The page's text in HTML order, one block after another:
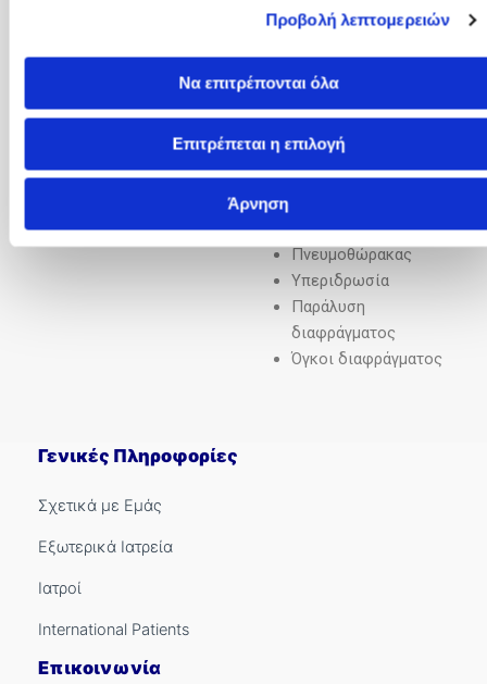
Προβολή λεπτομερειών
Να επιτρέπονται όλα
Επιτρέπεται η επιλογή
Άρνηση
(σκαφοειδής /
θώρακας)
Πλευριτικές
Συλλογές
Χειρουργική και
αντιμετώπιση Χ.Α.Π.
Πνευμοθώρακας
Υπεριδρωσία
Παράλυση
διαφράγματος
Όγκοι διαφράγματος
Γενικές Πληροφορίες
Σχετικά με Εμάς
Εξωτερικά Ιατρεία
Ιατροί
International Patients
Επικοινωνία